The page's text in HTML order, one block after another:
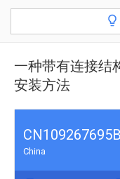
一种带有连接结
安装方法
CN109267695B
China